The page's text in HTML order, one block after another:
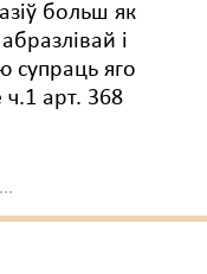
больш як
і
супраць яго
арт. 368